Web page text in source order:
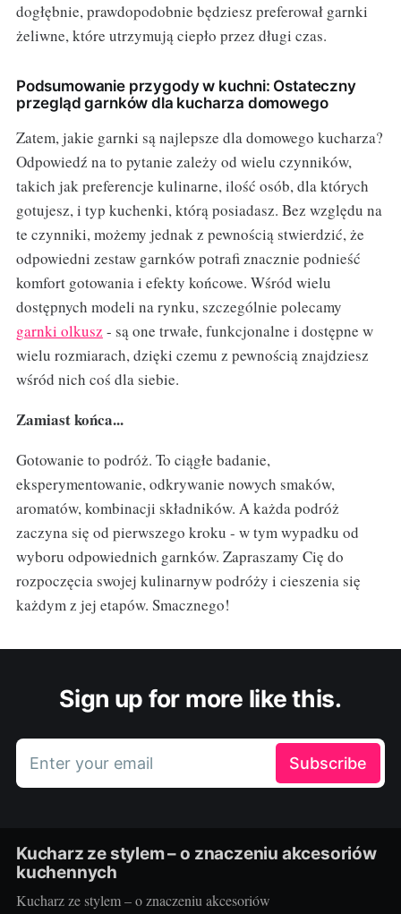
dogłębnie, prawdopodobnie będziesz preferował garnki
żeliwne, które utrzymują ciepło przez długi czas.
Podsumowanie przygody w kuchni: Ostateczny
przegląd garnków dla kucharza domowego
Zatem, jakie garnki są najlepsze dla domowego kucharza?
Odpowiedź na to pytanie zależy od wielu czynników,
takich jak preferencje kulinarne, ilość osób, dla których
gotujesz, i typ kuchenki, którą posiadasz. Bez względu na
te czynniki, możemy jednak z pewnością stwierdzić, że
odpowiedni zestaw garnków potrafi znacznie podnieść
komfort gotowania i efekty końcowe. Wśród wielu
dostępnych modeli na rynku, szczególnie polecamy
garnki olkusz - są one trwałe, funkcjonalne i dostępne w
wielu rozmiarach, dzięki czemu z pewnością znajdziesz
wśród nich coś dla siebie.
Zamiast końca...
Gotowanie to podróż. To ciągłe badanie,
eksperymentowanie, odkrywanie nowych smaków,
aromatów, kombinacji składników. A każda podróż
zaczyna się od pierwszego kroku - w tym wypadku od
wyboru odpowiednich garnków. Zapraszamy Cię do
rozpoczęcia swojej kulinarnyw podróży i cieszenia się
każdym z jej etapów. Smacznego!
Sign up for more like this.
Enter your email Subscribe
Kucharz ze stylem – o znaczeniu akcesoriów
kuchennych
Kucharz ze stylem – o znaczeniu akcesoriów